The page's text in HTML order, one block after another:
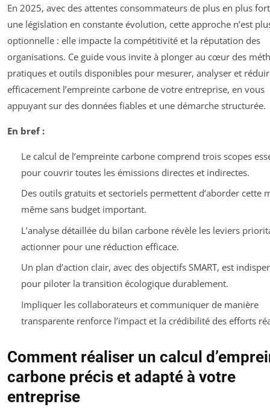
En 2025, avec des attentes consommateurs de plus en plus
une législation en constante évolution, cette approche n’est
optionnelle : elle impacte la compétitivité et la réputation des
organisations. Ce guide vous invite à plonger au cœur des
pratiques et outils disponibles pour mesurer, analyser et
efficacement l’empreinte carbone de votre entreprise, en vous
appuyant sur des données fiables et une démarche structurée.
En bref :
Le calcul de l’empreinte carbone comprend trois scopes
pour couvrir toutes les émissions directes et indirectes.
Des outils gratuits et sectoriels permettent d’aborder cette
même sans budget important.
L’analyse détaillée du bilan carbone révèle les leviers
actionner pour une réduction efficace.
Un plan d’action clair, avec des objectifs SMART, est
pour piloter la transition écologique durablement.
Impliquer les collaborateurs et communiquer de manière
transparente renforce l’impact et la crédibilité des efforts
Comment réaliser un calcul
carbone précis et adapté à votre
entreprise